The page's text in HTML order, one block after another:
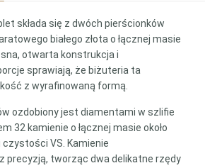
składa się z dwóch pierścionków
białego złota o łącznej masie
otwarta konstrukcja i
sprawiają, że biżuteria ta
z wyrafinowaną formą.
ozdobiony jest diamentami w szlifie
32 kamienie o łącznej masie około
czystości VS. Kamienie
precyzją, tworząc dwa delikatne rzędy